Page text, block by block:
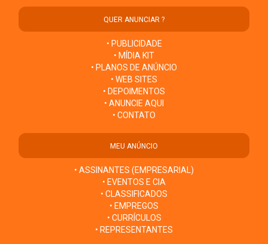
QUER ANUNCIAR ?
• PUBLICIDADE
• MÍDIA KIT
• PLANOS DE ANÚNCIO
• WEB SITES
• DEPOIMENTOS
• ANUNCIE AQUI
• CONTATO
MEU ANÚNCIO
• ASSINANTES (EMPRESARIAL)
• EVENTOS E CIA
• CLASSIFICADOS
• EMPREGOS
• CURRÍCULOS
• REPRESENTANTES